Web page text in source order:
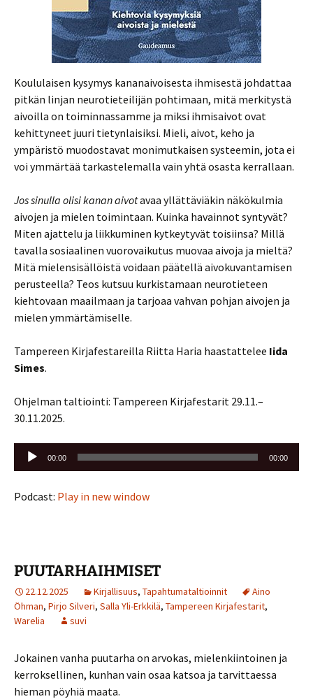
Koululaisen kysymys kananaivoisesta ihmisestä johdattaa
pitkän linjan neurotieteilijän pohtimaan, mitä merkitystä
aivoilla on toiminnassamme ja miksi ihmisaivot ovat
kehittyneet juuri tietynlaisiksi. Mieli, aivot, keho ja
ympäristö muodostavat monimutkaisen systeemin, jota ei
voi ymmärtää tarkastelemalla vain yhtä osasta kerrallaan.
Jos sinulla olisi kanan aivotavaa yllättäviäkin näkökulmia
aivojen ja mielen toimintaan. Kuinka havainnot syntyvät?
Miten ajattelu ja liikkuminen kytkeytyvät toisiinsa? Millä
tavalla sosiaalinen vuorovaikutus muovaa aivoja ja mieltä?
Mitä mielensisällöistä voidaan päätellä aivokuvantamisen
perusteella? Teos kutsuu kurkistamaan neurotieteen
kiehtovaan maailmaan ja tarjoaa vahvan pohjan aivojen ja
mielen ymmärtämiselle.
Tampereen Kirjafestareilla Riitta Haria haastattelee Iida
Simes.
Ohjelman taltiointi: Tampereen Kirjafestarit 29.11.–
30.11.2025.
Äänitoistin
00:00 00:00
Podcast: Play in new window
PUUTARHAIHMISET
22.12.2025 Kirjallisuus, Tapahtumataltioinnit
Aino
Öhman, Pirjo Silveri, Salla Yli-Erkkilä, Tampereen Kirjafestarit,
Warelia
suvi
Jokainen vanha puutarha on arvokas, mielenkiintoinen ja
kerroksellinen, kunhan vain osaa katsoa ja tarvittaessa
hieman pöyhiä maata.